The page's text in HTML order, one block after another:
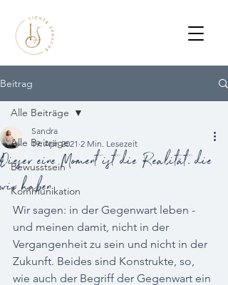
Beitrag
Alle Beiträge
Bewusstsein
Kommunikation
Alle Beiträge
Dieser eine Moment ist die Realität, die
wir haben.
Sandra
19. Apr. 2021 2 Min. Lesezeit
Wir sagen: in der Gegenwart leben -
und meinen damit, nicht in der
Vergangenheit zu sein und nicht in der
Zukunft. Beides sind Konstrukte, so,
wie auch der Begriff der Gegenwart ein